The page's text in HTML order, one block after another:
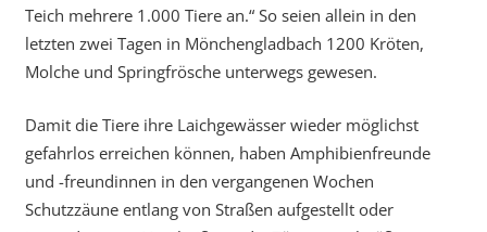
Teich mehrere 1.000 Tiere an.“ So seien allein in den
letzten zwei Tagen in Mönchengladbach 1200 Kröten,
Molche und Springfrösche unterwegs gewesen.
Damit die Tiere ihre Laichgewässer wieder möglichst
gefahrlos erreichen können, haben Amphibienfreunde
und -freundinnen in den vergangenen Wochen
Schutzzäune entlang von Straßen aufgestellt oder